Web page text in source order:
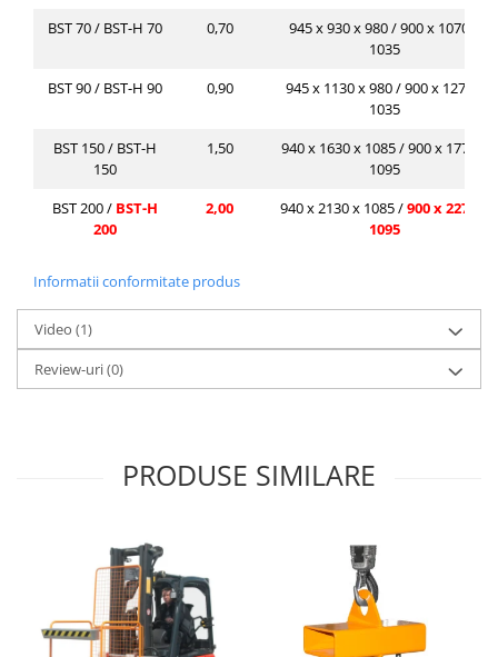
BST 70 / BST-H 70
0,70
945 x 930 x 980 / 900 x 1070 x
1035
BST 90 / BST-H 90
0,90
945 x 1130 x 980 / 900 x 1270 x
1035
BST 150 / BST-H
150
1,50
940 x 1630 x 1085 / 900 x 1770 x
1095
BST 200 / BST-H
200
2,00 940 x 2130 x 1085 /900 x 2270 x
1095
Informatii conformitate produs
Video (1)
Review-uri(0)
PRODUSE SIMILARE